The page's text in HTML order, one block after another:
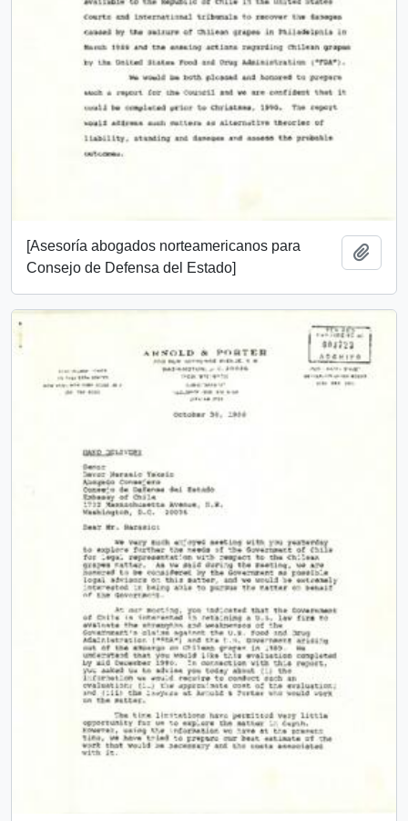
[Asesoría abogados norteamericanos para
Consejo de Defensa del Estado]